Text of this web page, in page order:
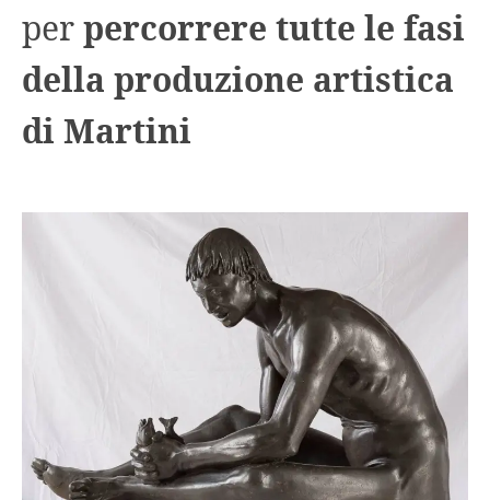
perpercorrere tutte le fasi
della produzione artistica
di Martini